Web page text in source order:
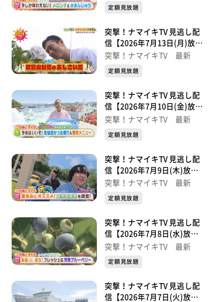
定額見放題
突撃！ナマイキTV 見逃し配
信【2026年7月13日(月)放送
分】
突撃！ナマイキTV 最新
定額見放題
突撃！ナマイキTV 見逃し配
信【2026年7月10日(金)放送
分】
突撃！ナマイキTV 最新
定額見放題
突撃！ナマイキTV 見逃し配
信【2026年7月9日(木)放送
分】
突撃！ナマイキTV 最新
定額見放題
突撃！ナマイキTV 見逃し配
信【2026年7月8日(水)放送
分】
突撃！ナマイキTV 最新
定額見放題
突撃！ナマイキTV 見逃し配
信【2026年7月7日(火)放送